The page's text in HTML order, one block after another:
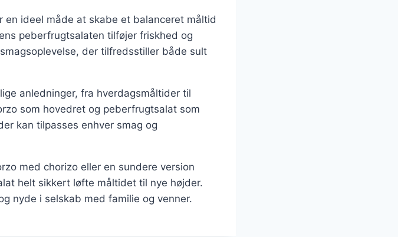
ideel måde at skabe et balanceret måltid
peberfrugtsalaten tilføjer friskhed og
der tilfredsstiller både sult
anledninger, fra hverdagsmåltider til
som hovedret og peberfrugtsalat som
kan tilpasses enhver smag og
med chorizo eller en sundere version
helt sikkert løfte måltidet til nye højder.
nyde i selskab med familie og venner.